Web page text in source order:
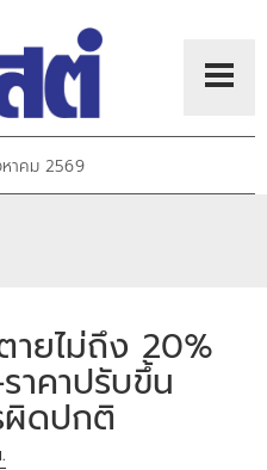
าคม 2569
ายไม่ถึง 20%
าคาปรับขึ้น
ผิดปกติ